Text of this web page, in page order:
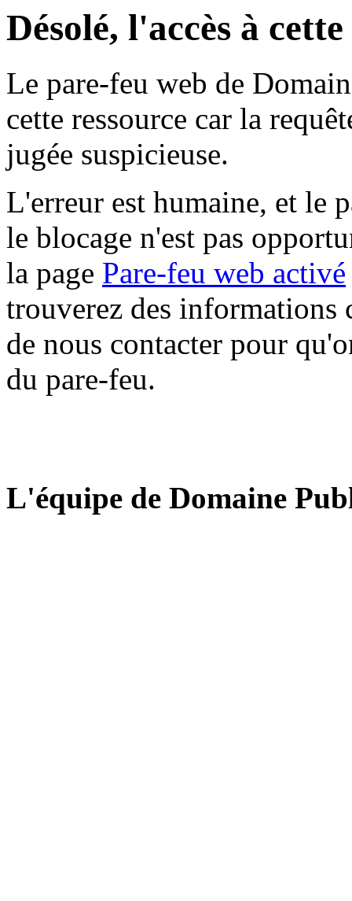
Désolé, l'accès à
Le pare-feu web de
cette ressource car la
jugée suspicieuse.
L'erreur est humaine, et le
le blocage n'est pas
la page Pare-feu web activé
trouverez des informations
de nous contacter pour
du pare-feu.
L'équipe de Domaine